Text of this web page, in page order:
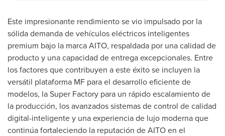
Este impresionante rendimiento se vio impulsado por la
sólida demanda de vehículos eléctricos inteligentes
premium bajo la marca AITO, respaldada por una calidad de
producto y una capacidad de entrega excepcionales. Entre
los factores que contribuyen a este éxito se incluyen la
versátil plataforma MF para el desarrollo eficiente de
modelos, la Super Factory para un rápido escalamiento de
la producción, los avanzados sistemas de control de calidad
digital-inteligente y una experiencia de lujo moderna que
continúa fortaleciendo la reputación de AITO en el